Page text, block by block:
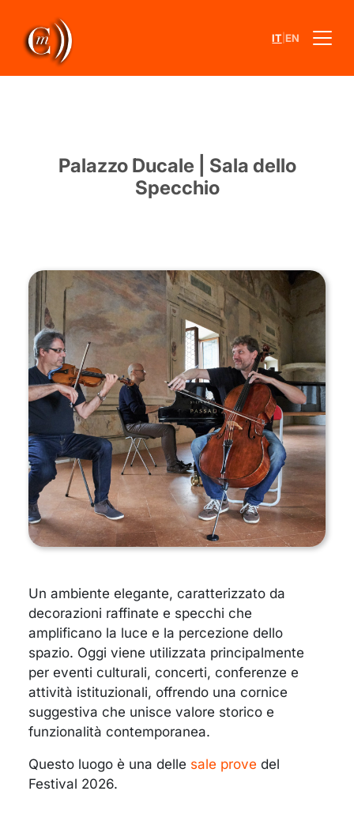
IT EN
Palazzo Ducale | Sala dello
Specchio
Un ambiente elegante, caratterizzato da
decorazioni raffinate e specchi che
amplificano la luce e la percezione dello
spazio. Oggi viene utilizzata principalmente
per eventi culturali, concerti, conferenze e
attività istituzionali, offrendo una cornice
suggestiva che unisce valore storico e
funzionalità contemporanea.
Questo luogo è una delle sale prove del
Festival 2026.